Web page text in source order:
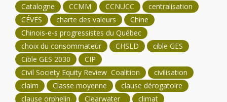
Catalogne
CCMM CCNUCC
centralisation
CÉVES
charte des valeurs
Chine
Chinois-e-s progressistes du Québec
choix du consommateur
CHSLD
cible GES
Cible GES 2030
CIP
Civil Society Equity Review Coalition
civilisation
claim
Classe moyenne
clause dérogatoire
clause orphelin
Clearwater
climat